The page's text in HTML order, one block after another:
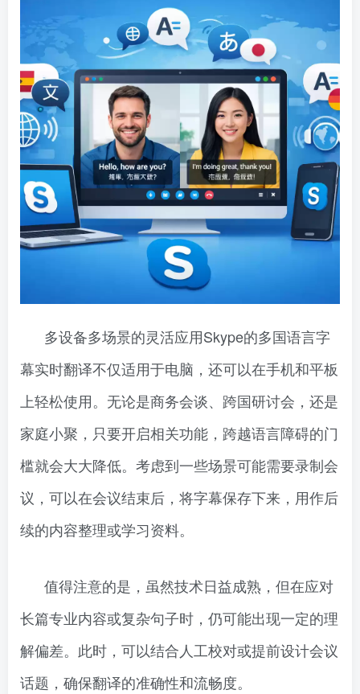
多设备多场景的灵活应用Skype的多国语言字
幕实时翻译不仅适用于电脑，还可以在手机和平板
上轻松使用。无论是商务会谈、跨国研讨会，还是
家庭小聚，只要开启相关功能，跨越语言障碍的门
槛就会大大降低。考虑到一些场景可能需要录制会
议，可以在会议结束后，将字幕保存下来，用作后
续的内容整理或学习资料。
值得注意的是，虽然技术日益成熟，但在应对
长篇专业内容或复杂句子时，仍可能出现一定的理
解偏差。此时，可以结合人工校对或提前设计会议
话题，确保翻译的准确性和流畅度。